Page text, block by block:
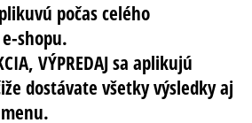
počas celého
shopu.
VÝPREDAJ sa aplikujú
dostávate všetky výsledky aj